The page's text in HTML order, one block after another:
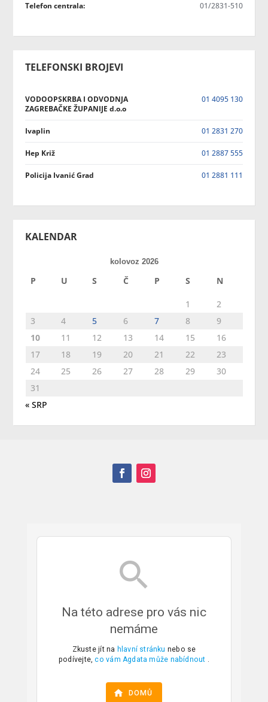
Telefon centrala: 01/2831-510
TELEFONSKI BROJEVI
VODOOPSKRBA I ODVODNJA
ZAGREBAČKE ŽUPANIJE d.o.o
01 4095 130
Ivaplin 01 2831 270
Hep Križ 01 2887 555
Policija Ivanić Grad 01 2881 111
KALENDAR
kolovoz 2026
P U S Č P S N
1
2
3
4 5 6 7 8
9
10
11 12 13 14 15
16
17
18 19 20 21 22
23
24
25 26 27 28 29
30
31
« SRP